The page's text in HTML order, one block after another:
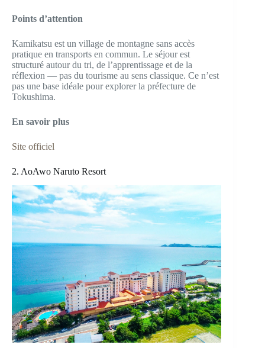
Points d’attention
Kamikatsu est un village de montagne sans accès
pratique en transports en commun. Le séjour est
structuré autour du tri, de l’apprentissage et de la
réflexion — pas du tourisme au sens classique. Ce n’est
pas une base idéale pour explorer la préfecture de
Tokushima.
En savoir plus
Site officiel
2. AoAwo Naruto Resort